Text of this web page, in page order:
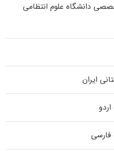
داﻧﺸﮕﺎه ﻋﻠﻮم انتظامی
ایران
فارسی